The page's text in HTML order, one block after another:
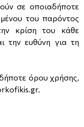
σε οποιαδήποτε
του παρόντος
κρίση του κάθε
την ευθύνη για τη
όρου χρήσης,